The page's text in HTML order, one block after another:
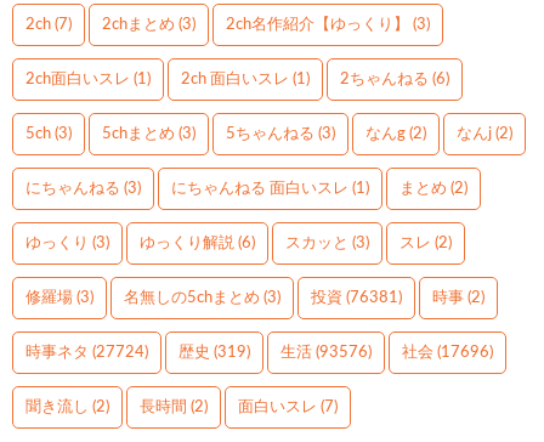
2ch (7) 2chまとめ (3) 2ch名作紹介【ゆっくり】 (3)
2ch面白いスレ (1) 2ch 面白いスレ (1) 2ちゃんねる (6)
5ch (3) 5chまとめ (3) 5ちゃんねる (3) なんg (2) なんj (2)
にちゃんねる (3) にちゃんねる 面白いスレ (1) まとめ (2)
ゆっくり (3) ゆっくり解説 (6) スカッと (3) スレ (2)
修羅場 (3) 名無しの5chまとめ (3) 投資 (76381) 時事 (2)
時事ネタ (27724) 歴史 (319) 生活 (93576) 社会 (17696)
聞き流し (2) 長時間 (2) 面白いスレ (7)